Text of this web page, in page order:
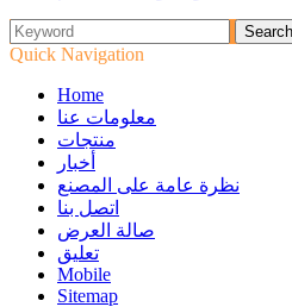
Quick Navigation
Home
معلومات عنا
منتجات
أخبار
نظرة عامة على المصنع
اتصل بنا
صالة العرض
تعليق
Mobile
Sitemap